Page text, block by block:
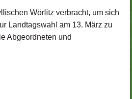
Wörlitz verbracht, um sich
Landtagswahl am 13. März zu
Abgeordneten und